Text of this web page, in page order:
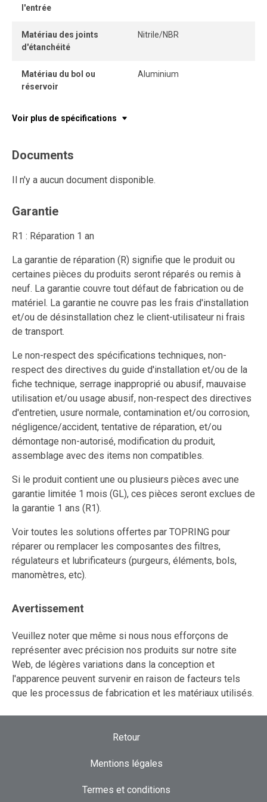
l'entrée
Matériau des joints
d'étanchéité
Nitrile/NBR
Matériau du bol ou
réservoir
Aluminium
Voir plus de spécifications
Documents
Il n'y a aucun document disponible.
Garantie
R1 : Réparation 1 an
La garantie de réparation (R) signifie que le produit ou
certaines pièces du produits seront réparés ou remis à
neuf. La garantie couvre tout défaut de fabrication ou de
matériel. La garantie ne couvre pas les frais d'installation
et/ou de désinstallation chez le client-utilisateur ni frais
de transport.
Le non-respect des spécifications techniques, non-
respect des directives du guide d'installation et/ou de la
fiche technique, serrage inapproprié ou abusif, mauvaise
utilisation et/ou usage abusif, non-respect des directives
d'entretien, usure normale, contamination et/ou corrosion,
négligence/accident, tentative de réparation, et/ou
démontage non-autorisé, modification du produit,
assemblage avec des items non compatibles.
Si le produit contient une ou plusieurs pièces avec une
garantie limitée 1 mois (GL), ces pièces seront exclues de
la garantie 1 ans (R1).
Voir toutes les solutions offertes par TOPRING pour
réparer ou remplacer les composantes des filtres,
régulateurs et lubrificateurs (purgeurs, éléments, bols,
manomètres, etc).
Avertissement
Veuillez noter que même si nous nous efforçons de
représenter avec précision nos produits sur notre site
Web, de légères variations dans la conception et
l'apparence peuvent survenir en raison de facteurs tels
que les processus de fabrication et les matériaux utilisés.
Retour
Mentions légales
Termes et conditions